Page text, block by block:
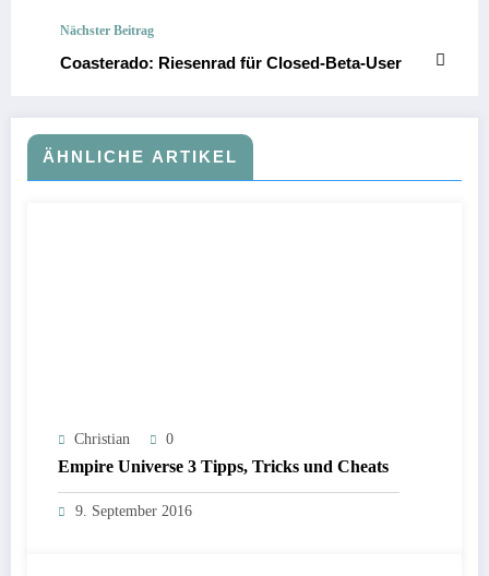
Nächster Beitrag
Coasterado: Riesenrad für Closed-Beta-User
ÄHNLICHE ARTIKEL
Christian 0
Empire Universe 3 Tipps, Tricks und Cheats
9. September 2016